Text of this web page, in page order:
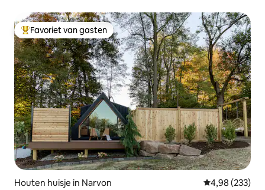
Topfavoriet van gasten
Favoriet van gasten
Houten huisje in Narvon Gemiddelde
4,98 (233)